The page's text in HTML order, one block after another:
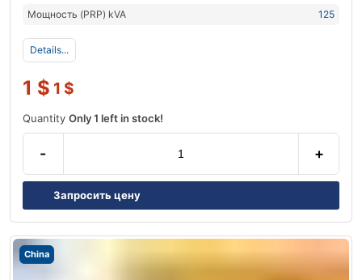
Мощность (PRP) kVA
125
Details...
1 $ 1 $
Quantity Only 1 left in stock!
- +
Запросить цену
China